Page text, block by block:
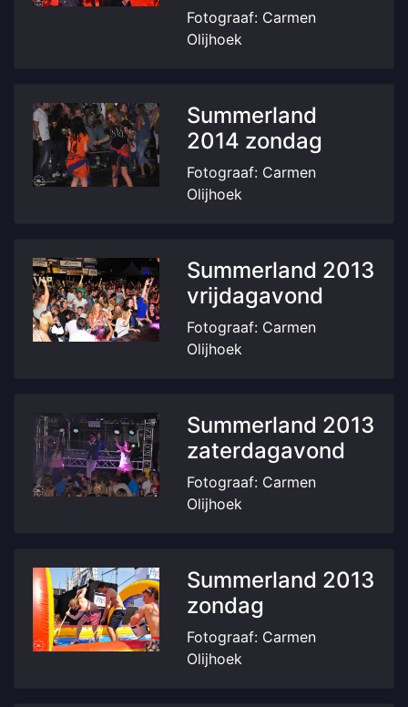
Fotograaf: Carmen
Olijhoek
Summerland
2014 zondag
Fotograaf: Carmen
Olijhoek
Summerland 2013
vrijdagavond
Fotograaf: Carmen
Olijhoek
Summerland 2013
zaterdagavond
Fotograaf: Carmen
Olijhoek
Summerland 2013
zondag
Fotograaf: Carmen
Olijhoek